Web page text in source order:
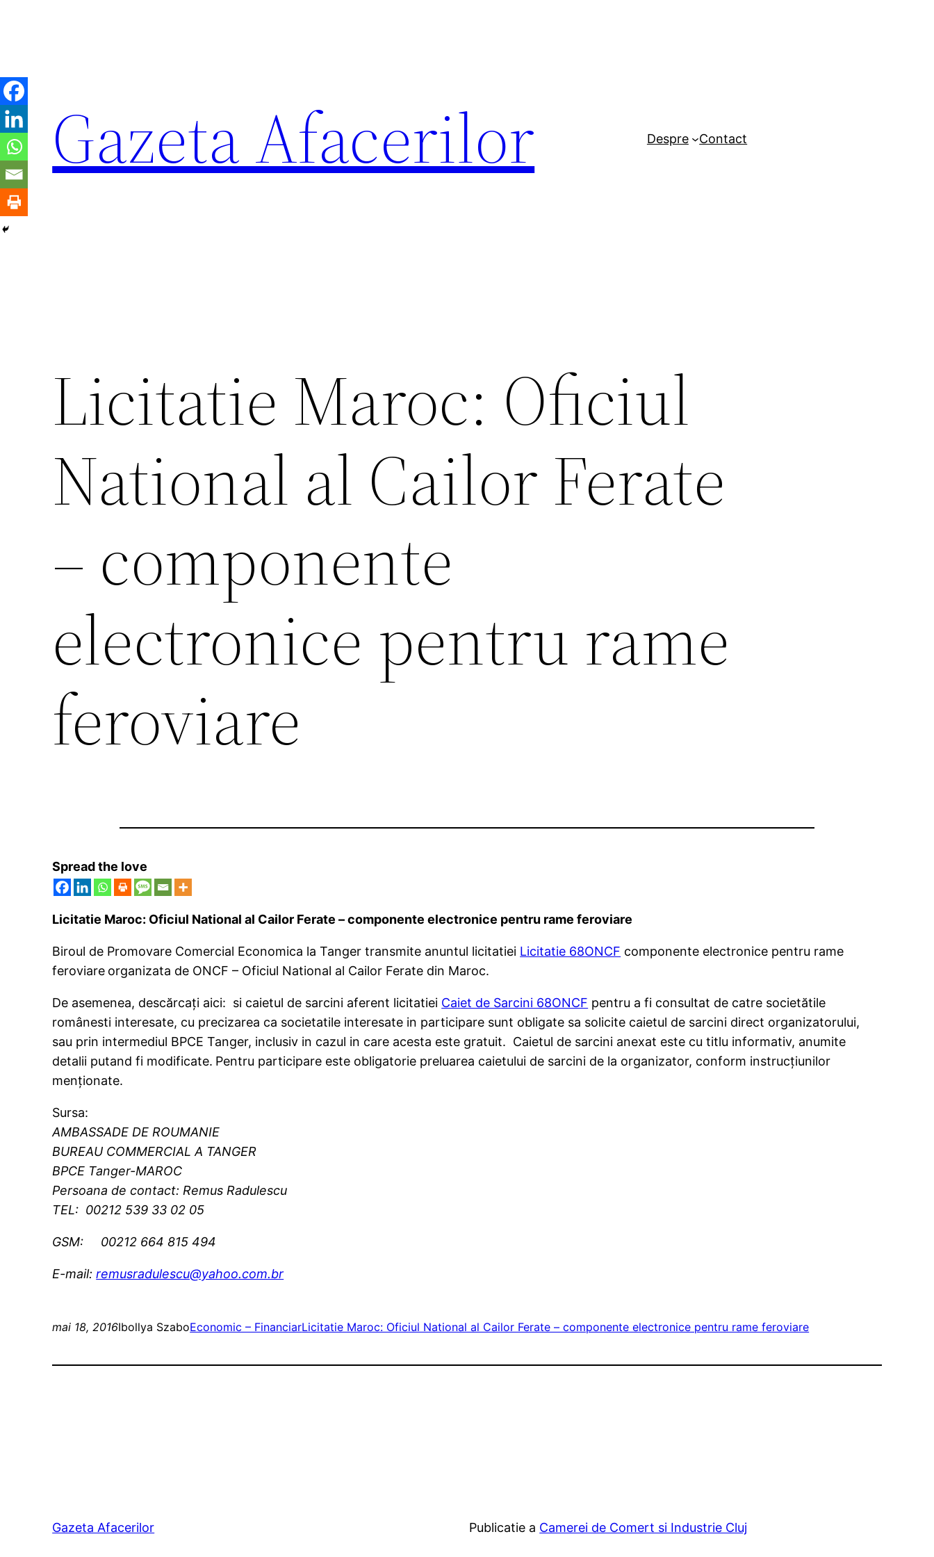
Gazeta Afacerilor Despre Contact
Licitatie Maroc: Oficiul
National al Cailor Ferate
– componente
electronice pentru rame
feroviare
Spread the love
Licitatie Maroc: Oficiul National al Cailor Ferate – componente electronice pentru rame feroviare
Biroul de Promovare Comercial Economica la Tanger transmite anuntul licitatiei Licitatie 68ONCF componente electronice pentru rame
feroviare organizata de ONCF – Oficiul National al Cailor Ferate din Maroc.
De asemenea, descărcați aici: si caietul de sarcini aferent licitatiei Caiet de Sarcini 68ONCF pentru a fi consultat de catre societătile
românesti interesate, cu precizarea ca societatile interesate in participare sunt obligate sa solicite caietul de sarcini direct organizatorului,
sau prin intermediul BPCE Tanger, inclusiv in cazul in care acesta este gratuit. Caietul de sarcini anexat este cu titlu informativ, anumite
detalii putand fi modificate. Pentru participare este obligatorie preluarea caietului de sarcini de la organizator, conform instrucțiunilor
menționate.
Sursa:
AMBASSADE DE ROUMANIE
BUREAU COMMERCIAL A TANGER
BPCE Tanger-MAROC
Persoana de contact: Remus Radulescu
TEL: 00212 539 33 02 05
GSM: 00212 664 815 494
E-mail:remusradulescu@yahoo.com.br
mai 18, 2016Ibollya SzaboEconomic – FinanciarLicitatie Maroc: Oficiul National al Cailor Ferate – componente electronice pentru rame feroviare
Gazeta Afacerilor Publicatie a Camerei de Comert si Industrie Cluj